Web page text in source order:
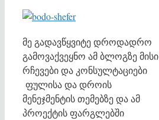
მე გადავწყვიტე დროდადრო
გამოვაქვეყნო ამ ბლოგზე მისი
რჩევები და კონსულტაციები
ფულისა და დროის
მენეჯმენტის თემებზე და ამ
პროექტის ფარგლებში